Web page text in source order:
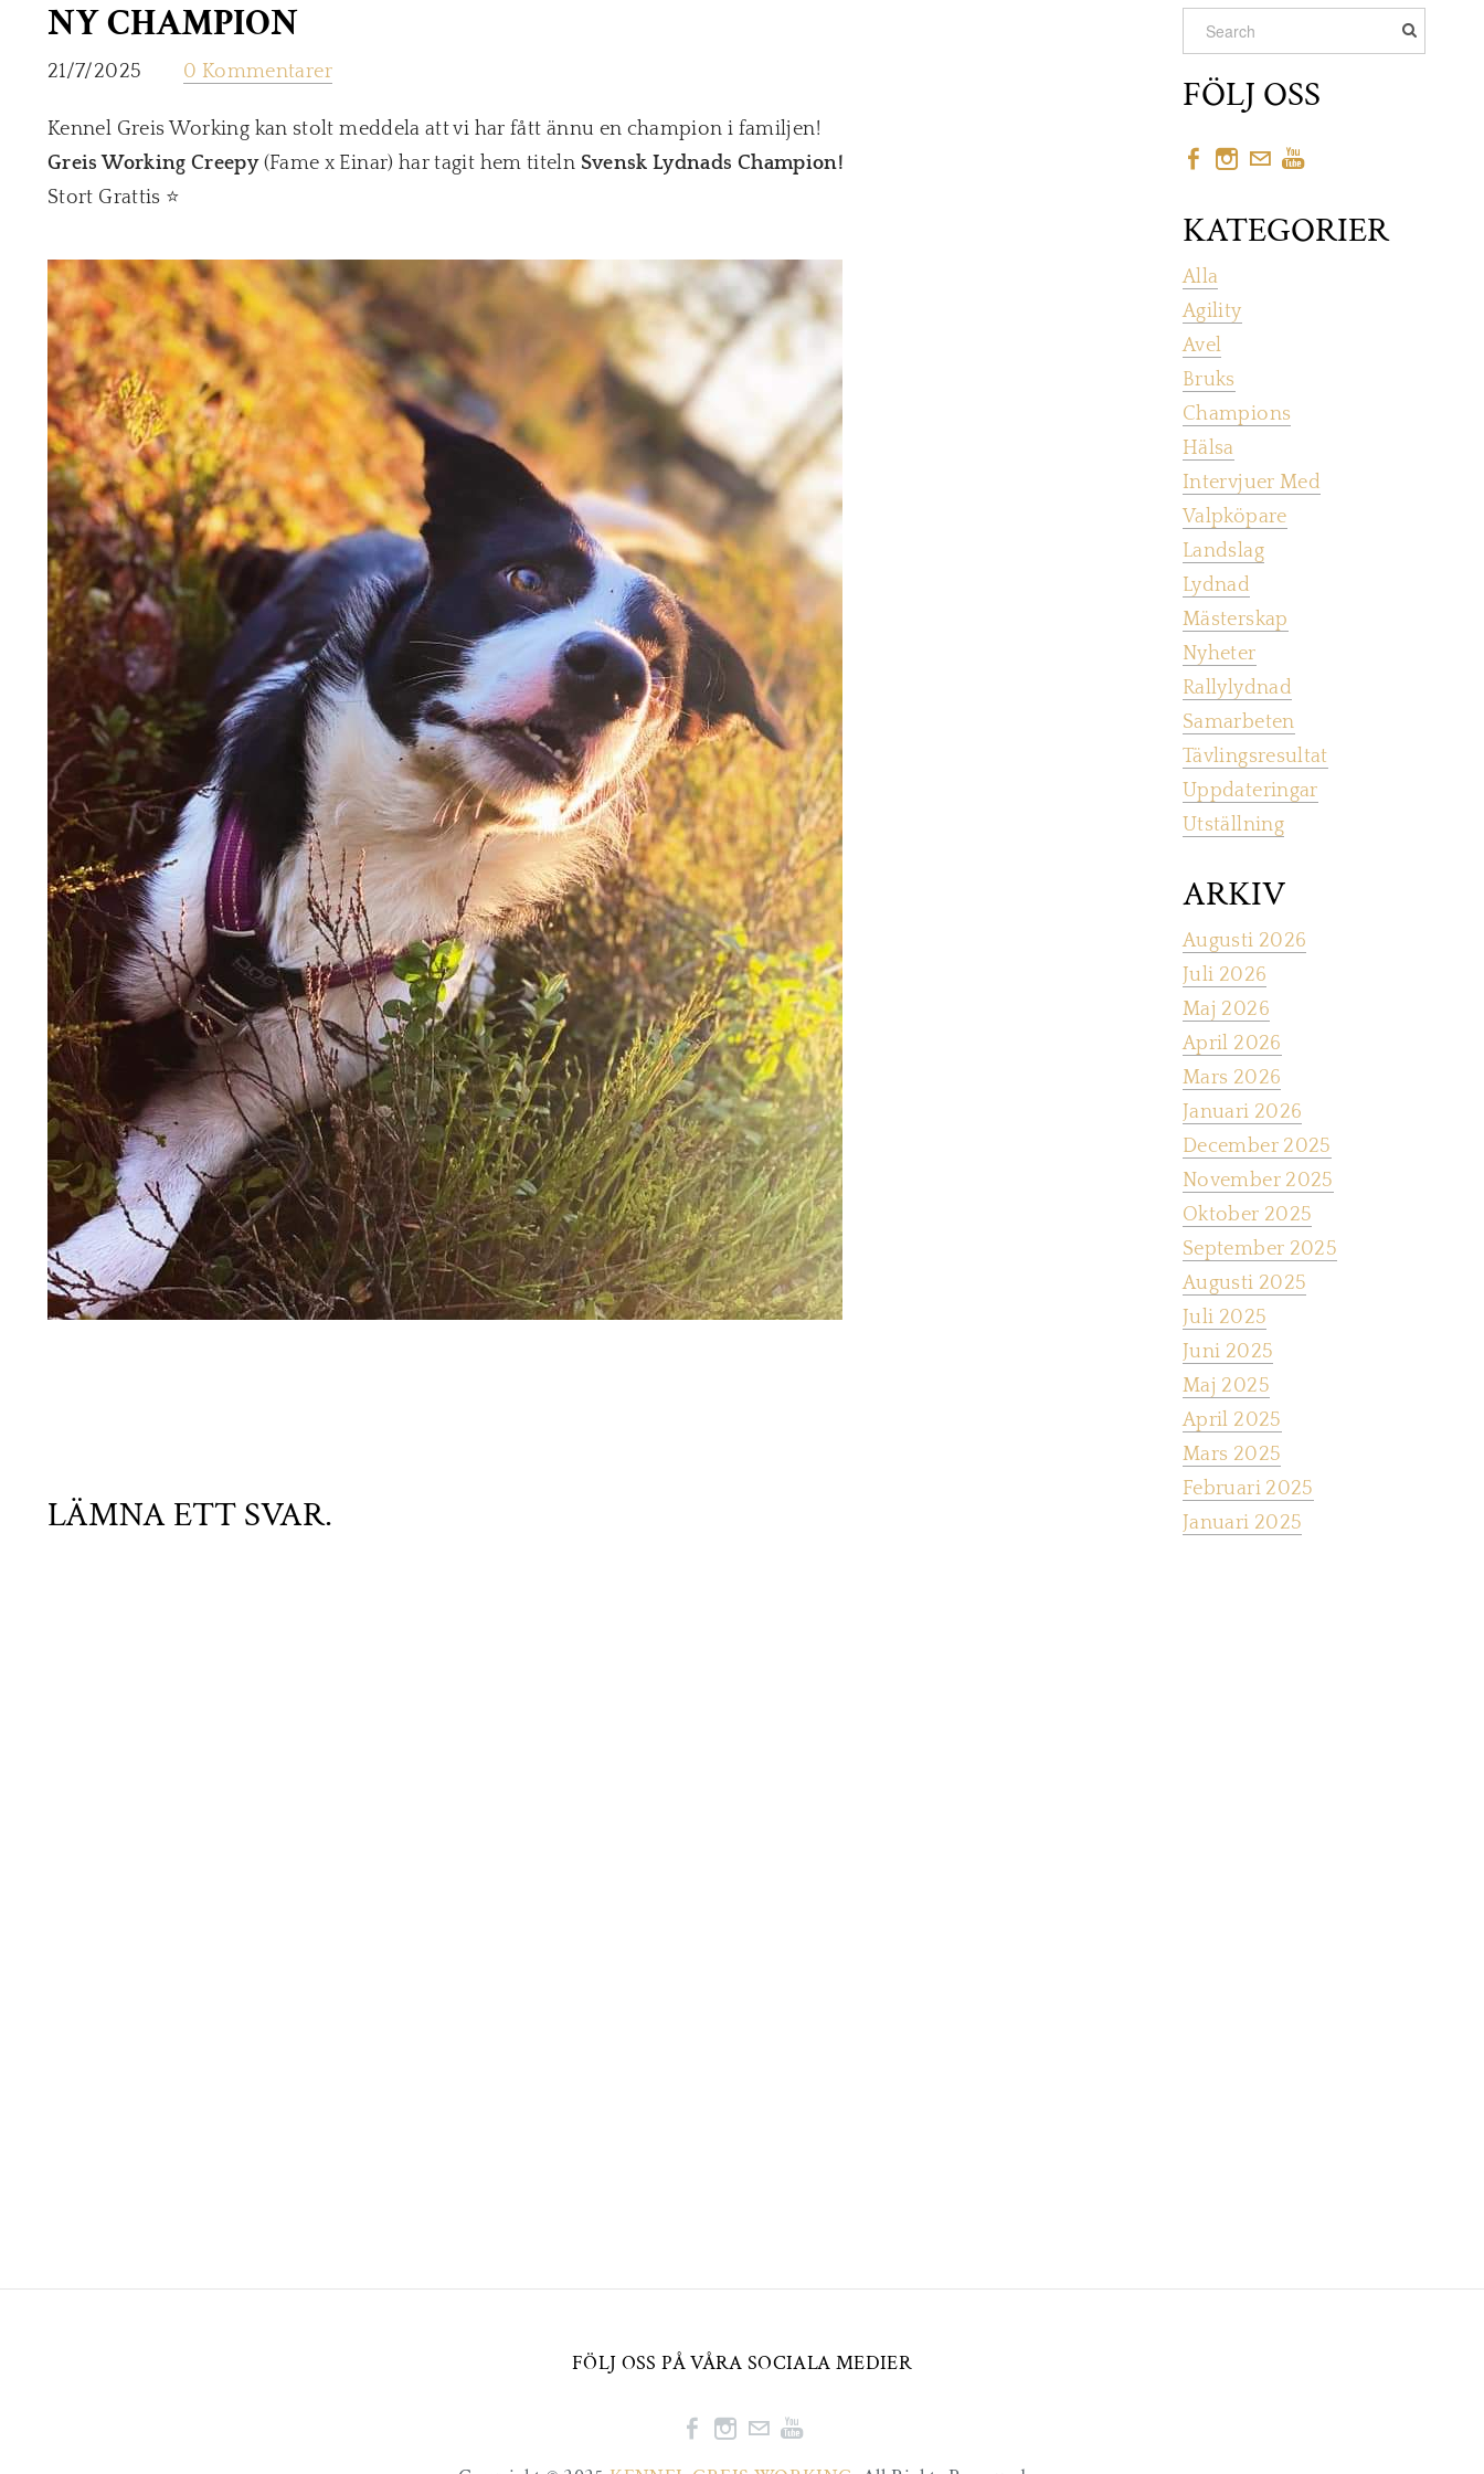
NY CHAMPION
21/7/2025 0 Kommentarer
Kennel Greis Working kan stolt meddela att vi har fått ännu en champion i familjen!
Greis Working Creepy(Fame x Einar) har tagit hem titeln Svensk Lydnads Champion!
Stort Grattis ⭐️
LÄMNA ETT SVAR.
FÖLJ OSS
KATEGORIER
Alla
Agility
Avel
Bruks
Champions
Hälsa
Intervjuer Med
Valpköpare
Landslag
Lydnad
Mästerskap
Nyheter
Rallylydnad
Samarbeten
Tävlingsresultat
Uppdateringar
Utställning
ARKIV
Augusti 2026
Juli 2026
Maj 2026
April 2026
Mars 2026
Januari 2026
December 2025
November 2025
Oktober 2025
September 2025
Augusti 2025
Juli 2025
Juni 2025
Maj 2025
April 2025
Mars 2025
Februari 2025
Januari 2025
FÖLJ OSS PÅ VÅRA SOCIALA MEDIER